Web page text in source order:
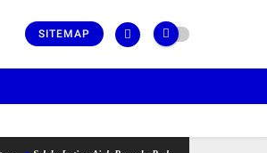
SITEMAP